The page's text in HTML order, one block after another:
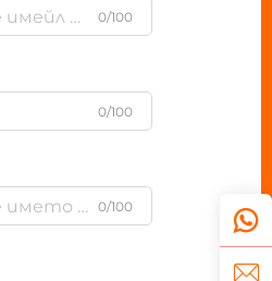
0/100
0/100
0/100